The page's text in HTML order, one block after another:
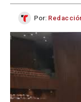
Por: